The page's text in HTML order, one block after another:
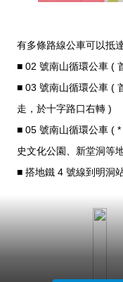
有多條路線公車可以抵
■ 02 號南山循環公車 (
■ 03 號南山循環公車 (
走，於十字路口右轉 )
■ 05 號南山循環公車 (
史文化公園、新堂洞等
■ 搭地鐵 4 號線到明洞